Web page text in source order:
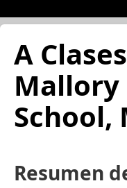
A
Mallory
School,
Resumen